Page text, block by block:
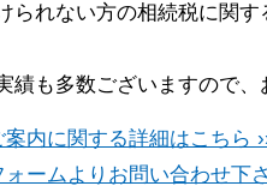
られない方の相続税に関
も多数ございますので、
案内に関する詳細はこちら
ームよりお問い合わせ下